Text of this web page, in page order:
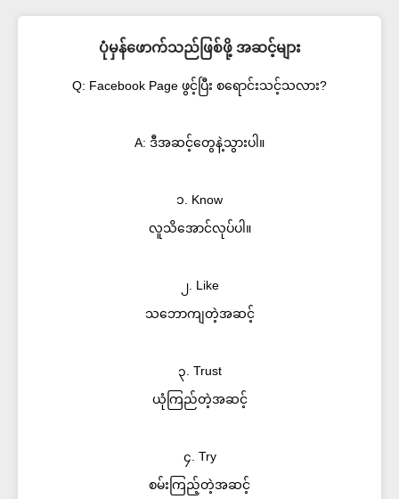
ပုံမှန်ဖောက်သည်ဖြစ်ဖို့ အဆင့်များ
Q: Facebook Page ဖွင့်ပြီး စရောင်းသင့်သလား?
A: ဒီအဆင့်တွေနဲ့သွားပါ။
၁. Know
လူသိအောင်လုပ်ပါ။
၂. Like
သဘောကျတဲ့အဆင့်
၃. Trust
ယုံကြည်တဲ့အဆင့်
၄. Try
စမ်းကြည့်တဲ့အဆင့်